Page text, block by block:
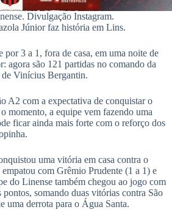
Divulgação Instagram.
Júnior faz história em Lins.
3 a 1, fora de casa, em uma noite de
agora são 121 partidas no comando da
Vinícius Bergantin.
A2 com a expectativa de conquistar o
momento, a equipe vem fazendo uma
ficar ainda mais forte com o reforço dos
uma vitória em casa contra o
com Grêmio Prudente (1 a 1) e
do Linense também chegou ao jogo com
pontos, somando duas vitórias contra São
uma derrota para o Água Santa.